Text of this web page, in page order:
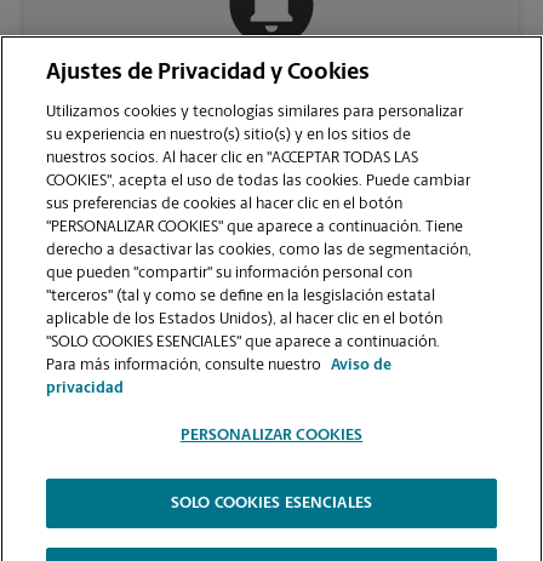
VER LA PÁGINA DE LA TIENDA
2026.
The UPS Store | Aviso de Privacidad | Términos de Uso del Sitio Web |
Contraste Alto
Ajustes de Privacidad y Cookies
Utilizamos cookies y tecnologías similares para personalizar
su experiencia en nuestro(s) sitio(s) y en los sitios de
nuestros socios. Al hacer clic en "ACCEPTAR TODAS LAS
COOKIES", acepta el uso de todas las cookies. Puede cambiar
sus preferencias de cookies al hacer clic en el botón
"PERSONALIZAR COOKIES" que aparece a continuación. Tiene
derecho a desactivar las cookies, como las de segmentación,
que pueden "compartir" su información personal con
"terceros" (tal y como se define en la lesgislación estatal
aplicable de los Estados Unidos), al hacer clic en el botón
"SOLO COOKIES ESENCIALES" que aparece a continuación.
Para más información, consulte nuestro
Aviso de
privacidad
PERSONALIZAR COOKIES
SOLO COOKIES ESENCIALES